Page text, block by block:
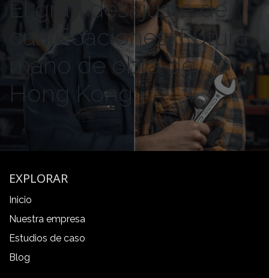
El gran desajuste de
cualificaciones: Futura
mano de obra de
Hong Kong
EXPLORAR
Inicio
Nuestra empresa
Estudios de caso
Blog